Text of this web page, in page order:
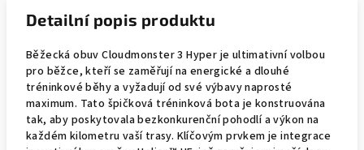
Detailní popis produktu
Běžecká obuv Cloudmonster 3 Hyper je ultimativní volbou
pro běžce, kteří se zaměřují na energické a dlouhé
tréninkové běhy a vyžadují od své výbavy naprosté
maximum. Tato špičková tréninková bota je konstruována
tak, aby poskytovala bezkonkurenční pohodlí a výkon na
každém kilometru vaší trasy. Klíčovým prvkem je integrace